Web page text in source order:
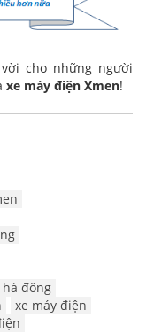
cho những người
xe máy điện Xmen!
đông
xe máy điện